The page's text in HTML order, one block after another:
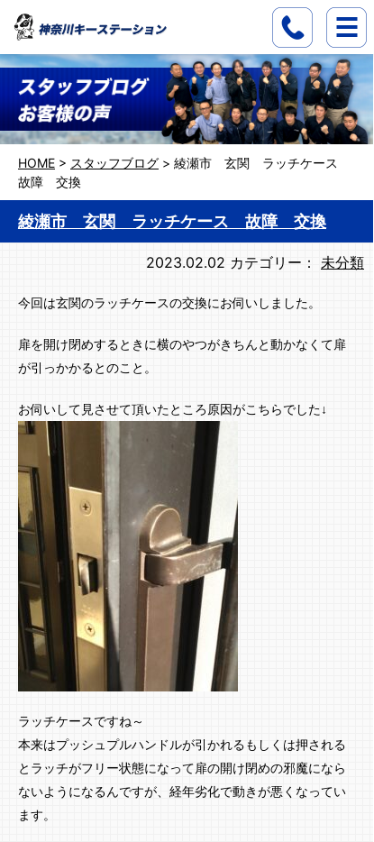
HOME > スタッフブログ > 綾瀬市 玄関 ラッチケース
故障 交換
綾瀬市 玄関 ラッチケース 故障 交換
2023.02.02 カテゴリー： 未分類
今回は玄関のラッチケースの交換にお伺いしました。
扉を開け閉めするときに横のやつがきちんと動かなくて扉
が引っかかるとのこと。
お伺いして見させて頂いたところ原因がこちらでした↓
ラッチケースですね～
本来はプッシュプルハンドルが引かれるもしくは押される
とラッチがフリー状態になって扉の開け閉めの邪魔になら
ないようになるんですが、経年劣化で動きが悪くなってい
ます。